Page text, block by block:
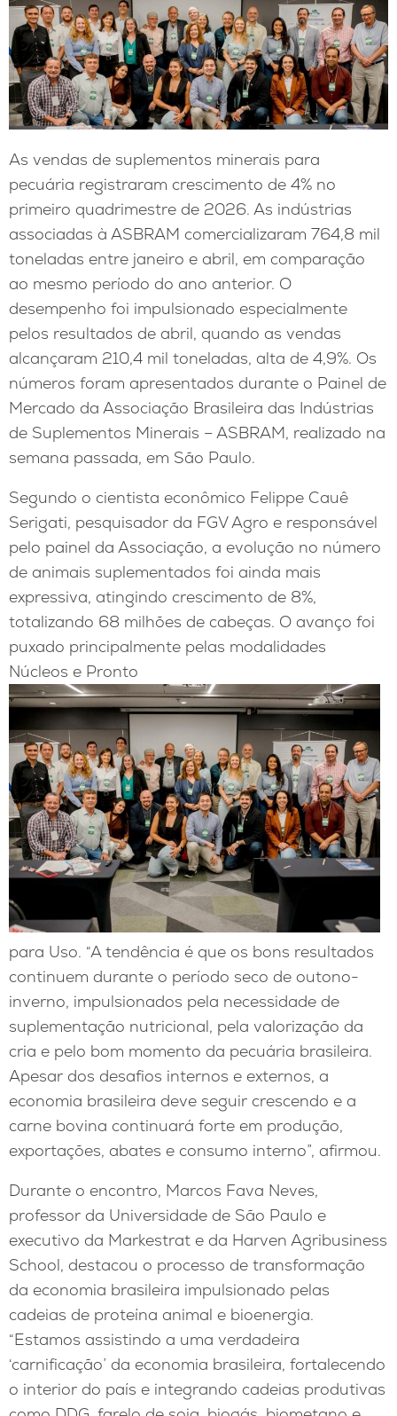
As vendas de suplementos minerais para
pecuária registraram crescimento de 4% no
primeiro quadrimestre de 2026. As indústrias
associadas à ASBRAM comercializaram 764,8 mil
toneladas entre janeiro e abril, em comparação
ao mesmo período do ano anterior. O
desempenho foi impulsionado especialmente
pelos resultados de abril, quando as vendas
alcançaram 210,4 mil toneladas, alta de 4,9%. Os
números foram apresentados durante o Painel de
Mercado da Associação Brasileira das Indústrias
de Suplementos Minerais – ASBRAM, realizado na
semana passada, em São Paulo.
Segundo o cientista econômico Felippe Cauê
Serigati, pesquisador da FGV Agro e responsável
pelo painel da Associação, a evolução no número
de animais suplementados foi ainda mais
expressiva, atingindo crescimento de 8%,
totalizando 68 milhões de cabeças. O avanço foi
puxado principalmente pelas modalidades
Núcleos e Pronto
para Uso. “A tendência é que os bons resultados
continuem durante o período seco de outono-
inverno, impulsionados pela necessidade de
suplementação nutricional, pela valorização da
cria e pelo bom momento da pecuária brasileira.
Apesar dos desafios internos e externos, a
economia brasileira deve seguir crescendo e a
carne bovina continuará forte em produção,
exportações, abates e consumo interno”, afirmou.
Durante o encontro, Marcos Fava Neves,
professor da Universidade de São Paulo e
executivo da Markestrat e da Harven Agribusiness
School, destacou o processo de transformação
da economia brasileira impulsionado pelas
cadeias de proteína animal e bioenergia.
“Estamos assistindo a uma verdadeira
‘carnificação’ da economia brasileira, fortalecendo
o interior do país e integrando cadeias produtivas